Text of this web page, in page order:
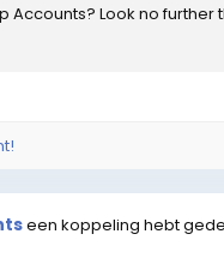
Accounts? Look no
een koppeling hebt